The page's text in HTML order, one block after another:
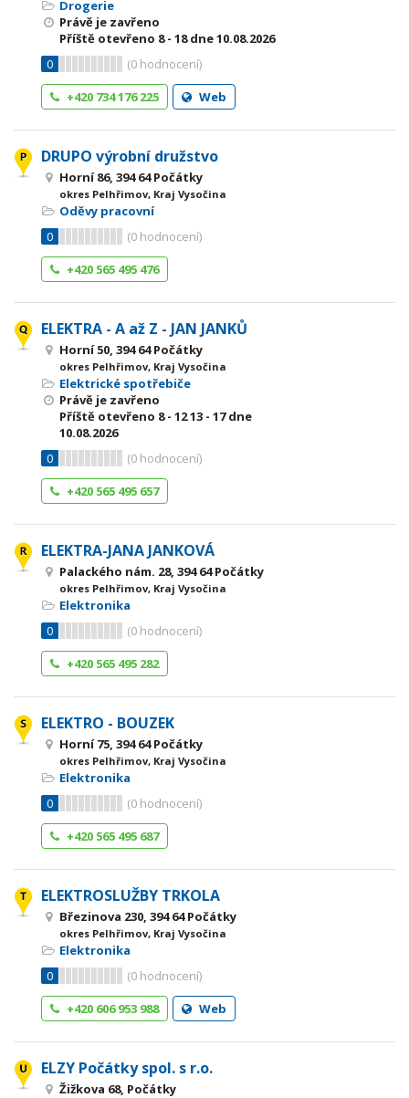
Drogerie
Právě je zavřeno
Příště otevřeno 8 - 18dne 10.08.2026
0
(0 hodnocení)
+420 734 176 225
Web
DRUPO výrobní družstvo
Horní 86, 394 64 Počátky
okres Pelhřimov, Kraj Vysočina
Oděvy pracovní
0
(0 hodnocení)
+420 565 495 476
ELEKTRA - A až Z - JAN JANKŮ
Horní 50, 394 64 Počátky
okres Pelhřimov, Kraj Vysočina
Elektrické spotřebiče
Právě je zavřeno
Příště otevřeno 8 - 1213 - 17dne
10.08.2026
0
(0 hodnocení)
+420 565 495 657
ELEKTRA-JANA JANKOVÁ
Palackého nám. 28, 394 64 Počátky
okres Pelhřimov, Kraj Vysočina
Elektronika
0
(0 hodnocení)
+420 565 495 282
ELEKTRO - BOUZEK
Horní 75, 394 64 Počátky
okres Pelhřimov, Kraj Vysočina
Elektronika
0
(0 hodnocení)
+420 565 495 687
ELEKTROSLUŽBY TRKOLA
Březinova 230, 394 64 Počátky
okres Pelhřimov, Kraj Vysočina
Elektronika
0
(0 hodnocení)
+420 606 953 988
Web
ELZY Počátky spol. s r.o.
Žižkova 68, Počátky